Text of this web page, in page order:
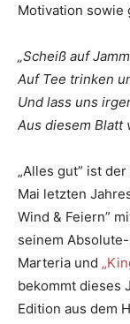
Motivation sowie
„Scheiß auf
Auf Tee trinken
Und lass uns
Aus diesem Blatt
„Alles gut” ist
Mai letzten
Wind & Feiern”
seinem
Marteria und
bekommt dieses
Edition aus dem